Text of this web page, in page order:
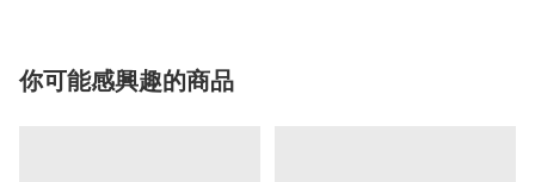
你可能感興趣的商品